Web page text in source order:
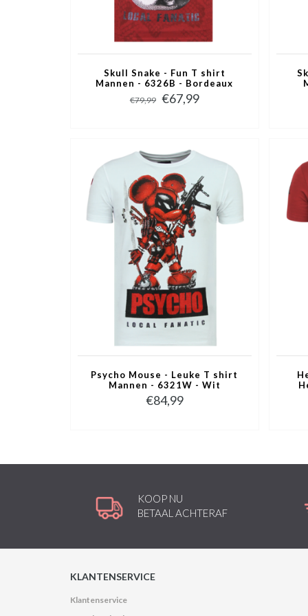
Skull Snake - Fun T shirt
Mannen - 6326B - Bordeaux
€79,99 €67,99
Psycho Mouse - Leuke T shirt
Mannen - 6321W - Wit
€84,99
KOOP NU
BETAAL ACHTERAF
KLANTENSERVICE
Klantenservice